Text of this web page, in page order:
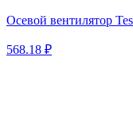
Осевой вентилятор
568.18 ₽